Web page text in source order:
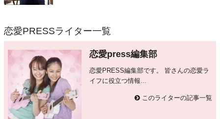
恋愛PRESSライター一覧
恋愛press編集部
恋愛PRESS編集部です。 皆さんの恋愛ラ
イフに役立つ情報...
このライターの記事一覧